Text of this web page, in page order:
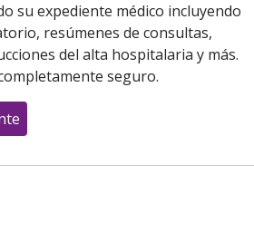
su expediente médico incluyendo
resúmenes de consultas,
del alta hospitalaria y más.
seguro.